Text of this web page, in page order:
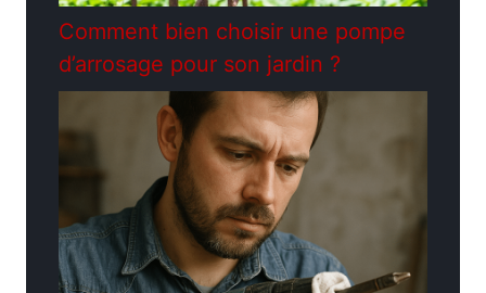
Comment bien choisir une pompe
d’arrosage pour son jardin ?